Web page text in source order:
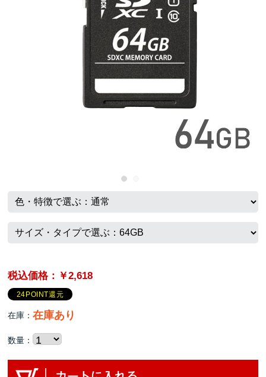
税込価格：￥2,618
24POINT還元
在庫：在庫あり
数量：